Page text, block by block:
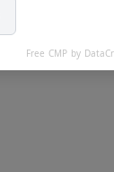
Free CMP by